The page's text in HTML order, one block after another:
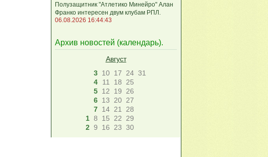
Полузащитник "Атлетико Минейро" Алан
Франко интересен двум клубам РПЛ.
06.08.2026 16:44:43
Архив новостей (календарь).
Август
3 10 17 24 31
4
11 18
25
5 12 19
26
6 13 20 27
7 14 21
28
1 8 15 22
29
2 9 16 23 30